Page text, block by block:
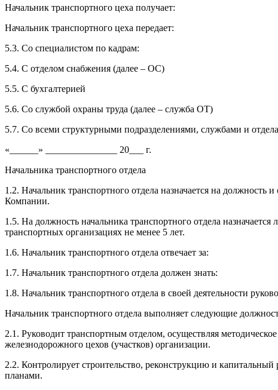
Начальник транспортного цеха получает:
Начальник транспортного цеха передает:
5.3. Со специалистом по кадрам:
5.4. С отделом снабжения (далее – ОС)
5.5. С бухгалтерией
5.6. Со службой охраны труда (далее – служба ОТ)
5.7. Со всеми структурными подразделениями, службами и
«______» _______________ 20___ г.
Начальника транспортного отдела
1.2. Начальник транспортного отдела назначается на
Компании.
1.5. На должность начальника транспортного отдела
транспортных организациях не менее 5 лет.
1.6. Начальник транспортного отдела отвечает за:
1.7. Начальник транспортного отдела должен знать:
1.8. Начальник транспортного отдела в своей деятельности
Начальник транспортного отдела выполняет следующие
2.1. Руководит транспортным отделом, осуществляя
железнодорожного цехов (участков) организации.
2.2. Контролирует строительство, реконструкцию и
планами.